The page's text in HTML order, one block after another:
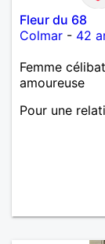
Fleur du 68
Colmar - 42
Femme
amoureuse
Pour une